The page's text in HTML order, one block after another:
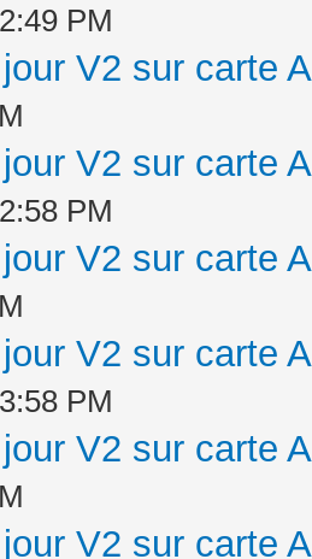
PM
V2 sur carte
V2 sur carte
PM
V2 sur carte
V2 sur carte
PM
V2 sur carte
V2 sur carte